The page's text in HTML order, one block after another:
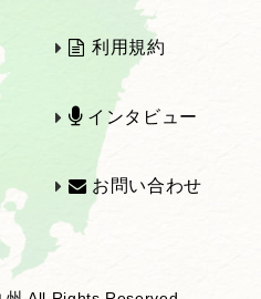
2020年
2018年
2016年
利用規約
インタビュー
お問い合わせ